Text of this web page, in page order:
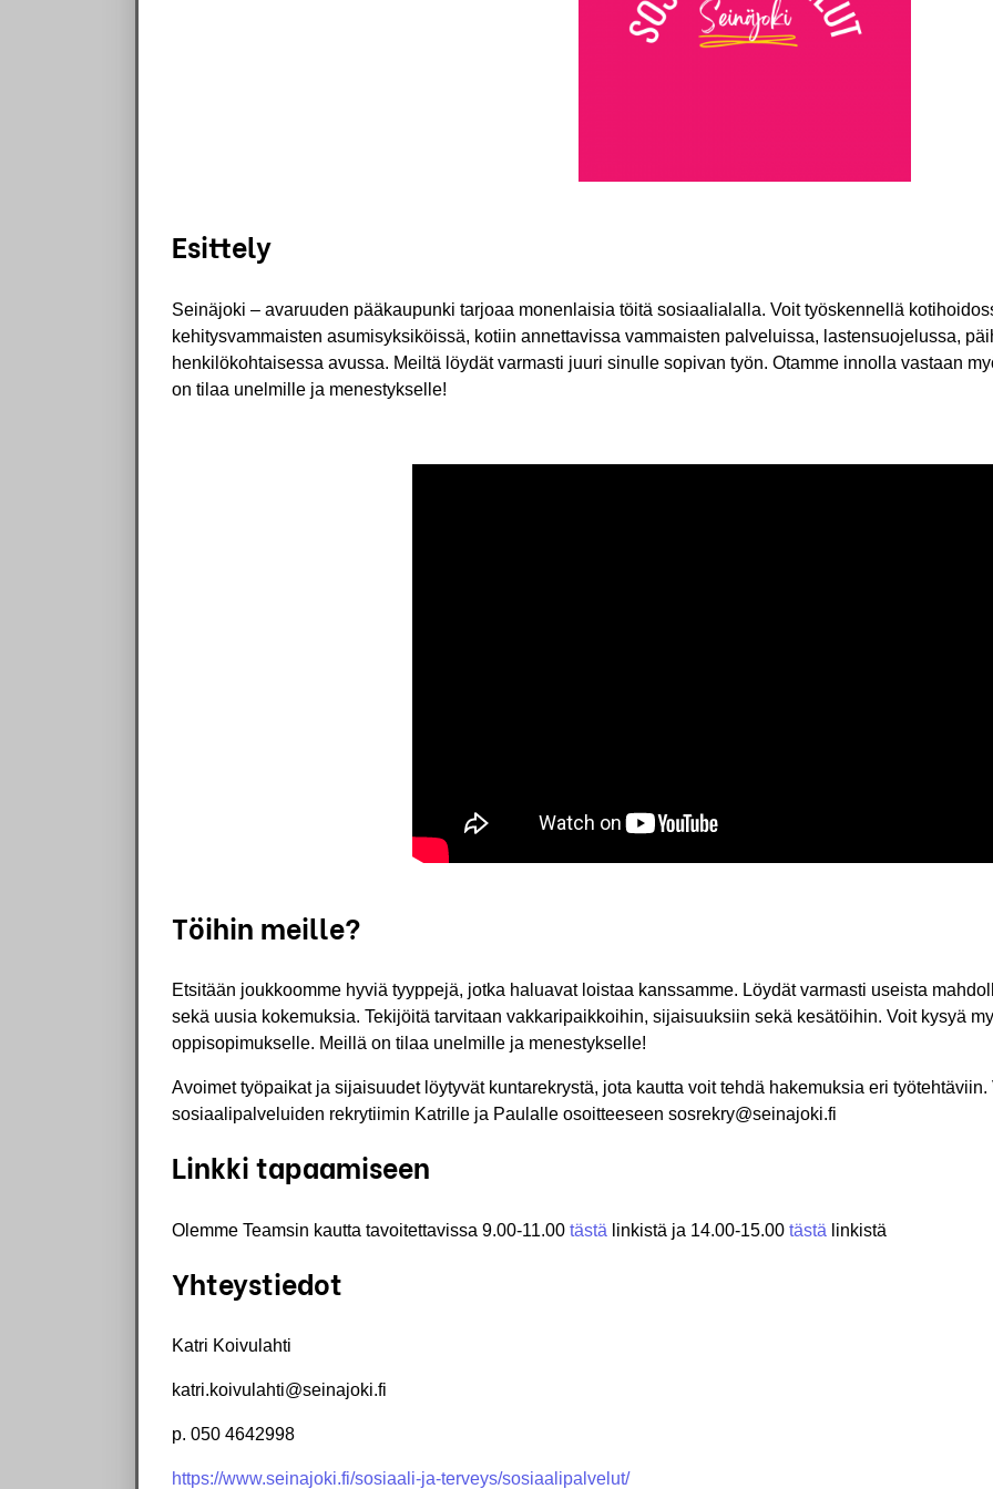
Esittely
Seinäjoki – avaruuden pääkaupunki tarjoaa monenlaisia töitä sosiaalialalla. Voit työskennellä
kehitysvammaisten asumisyksiköissä, kotiin annettavissa vammaisten palveluissa, lastensuojelussa,
henkilökohtaisessa avussa. Meiltä löydät varmasti juuri sinulle sopivan työn. Otamme innolla vastaan
on tilaa unelmille ja menestykselle!
Töihin meille?
Etsitään joukkoomme hyviä tyyppejä, jotka haluavat loistaa kanssamme. Löydät varmasti useista
sekä uusia kokemuksia. Tekijöitä tarvitaan vakkaripaikkoihin, sijaisuuksiin sekä kesätöihin. Voit kysyä
oppisopimukselle. Meillä on tilaa unelmille ja menestykselle!
Avoimet työpaikat ja sijaisuudet löytyvät kuntarekrystä, jota kautta voit tehdä hakemuksia eri
sosiaalipalveluiden rekrytiimin Katrille ja Paulalle osoitteeseen sosrekry@seinajoki.fi
Linkki tapaamiseen
Olemme Teamsin kautta tavoitettavissa 9.00-11.00 tästä linkistä ja 14.00-15.00 tästä linkistä
Yhteystiedot
Katri Koivulahti
katri.koivulahti@seinajoki.fi
p. 050 4642998
https://www.seinajoki.fi/sosiaali-ja-terveys/sosiaalipalvelut/